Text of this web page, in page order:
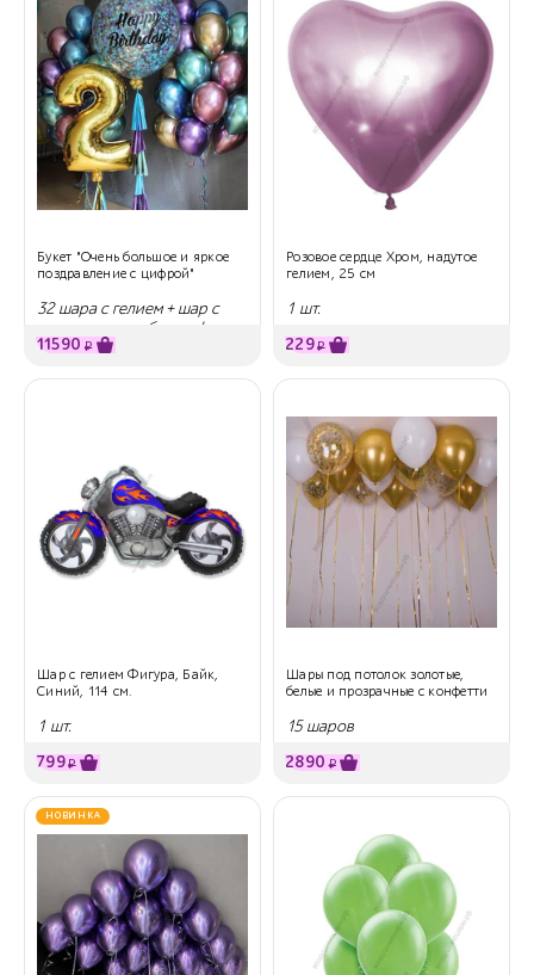
Букет "Очень большое и яркое
поздравление с цифрой"
32 шара с гелием + шар с
надписью и любая цифра
11590 ₽
Розовое сердце Хром, надутое
гелием, 25 см
1 шт.
229₽
Шар с гелием Фигура, Байк,
Синий, 114 см.
1 шт.
799₽
Шары под потолок золотые,
белые и прозрачные с конфетти
15 шаров
2890 ₽
НОВИНКА